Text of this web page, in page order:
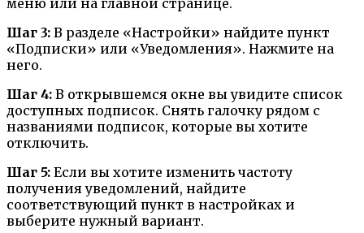
Шаг 3: В разделе «Настройки» найдите пункт
«Подписки» или «Уведомления». Нажмите на
него.
Шаг 4: В открывшемся окне вы увидите список
доступных подписок. Снять галочку рядом с
названиями подписок, которые вы хотите
отключить.
Шаг 5: Если вы хотите изменить частоту
получения уведомлений, найдите
соответствующий пункт в настройках и
выберите нужный вариант.